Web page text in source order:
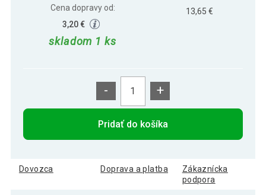
Cena dopravy od:
3,20 €
skladom 1 ks
13,65 €
- +
Pridať do košíka
Dovozca Doprava a platba
Zákaznícka
podpora